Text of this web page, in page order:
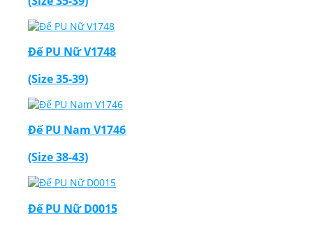
Đế PU Nữ V1748
(Size 35-39)
Đế PU Nam V1746
(Size 38-43)
Đế PU Nữ D0015